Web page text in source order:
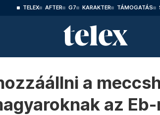
TELEX AFTER G7 KARAKTER TÁMOGATÁS
a
az